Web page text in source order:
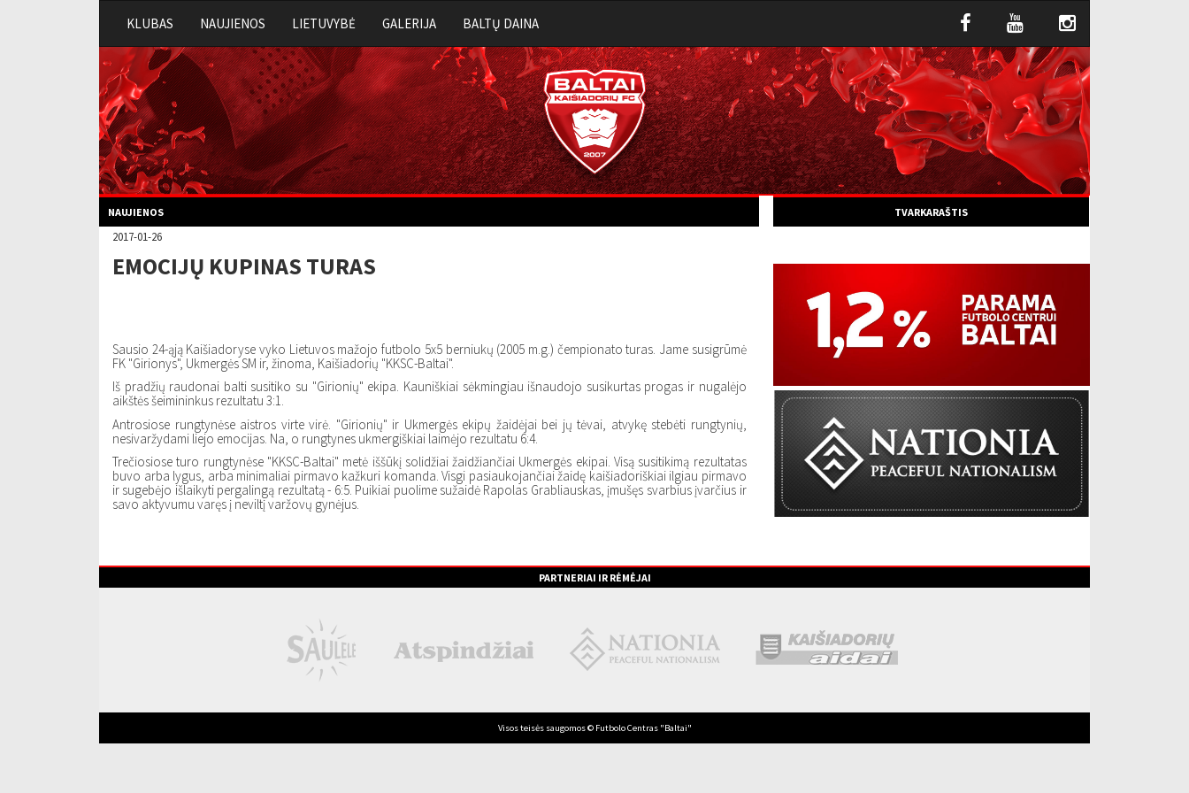
KLUBAS NAUJIENOS LIETUVYBĖ GALERIJA BALTŲ DAINA
NAUJIENOS
2017-01-26
EMOCIJŲ KUPINAS TURAS
Sausio 24-ąją Kaišiadoryse vyko Lietuvos mažojo futbolo 5x5 berniukų (2005 m.g.) čempionato turas. Jame susigrūmė
FK "Girionys", Ukmergės SM ir, žinoma, Kaišiadorių "KKSC-Baltai".
Iš pradžių raudonai balti susitiko su "Girionių" ekipa. Kauniškiai sėkmingiau išnaudojo susikurtas progas ir nugalėjo
aikštės šeimininkus rezultatu 3:1.
Antrosiose rungtynėse aistros virte virė. "Girionių" ir Ukmergės ekipų žaidėjai bei jų tėvai, atvykę stebėti rungtynių,
nesivaržydami liejo emocijas. Na, o rungtynes ukmergiškiai laimėjo rezultatu 6:4.
Trečiosiose turo rungtynėse "KKSC-Baltai" metė iššūkį solidžiai žaidžiančiai Ukmergės ekipai. Visą susitikimą rezultatas
buvo arba lygus, arba minimaliai pirmavo kažkuri komanda. Visgi pasiaukojančiai žaidę kaišiadoriškiai ilgiau pirmavo
ir sugebėjo išlaikyti pergalingą rezultatą - 6:5. Puikiai puolime sužaidė Rapolas Grabliauskas, įmušęs svarbius įvarčius ir
savo aktyvumu varęs į neviltį varžovų gynėjus.
TVARKARAŠTIS
PARTNERIAI IR RĖMĖJAI
Visos teisės saugomos © Futbolo Centras "Baltai"